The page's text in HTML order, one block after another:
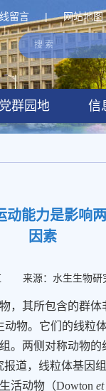
网站地图
|
留言
党群园地 信
能力是影响
因素
来源：水生生物研
，其所包含的群
动物。它们的线粒
。 两侧对称动物的
报道，线粒体基因
活动物（Dowton